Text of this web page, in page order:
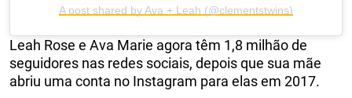
A post shared by Ava + Leah (@clementstwins)
Leah Rose e Ava Marie agora têm 1,8 milhão de
seguidores nas redes sociais, depois que sua mãe
abriu uma conta no Instagram para elas em 2017.